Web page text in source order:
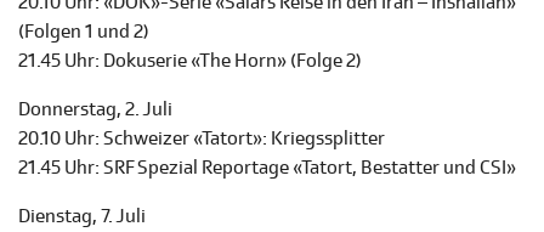
(Folgen 1 und 2)
21.45 Uhr: Dokuserie «The Horn» (Folge 2)
Donnerstag, 2. Juli
20.10 Uhr: Schweizer «Tatort»: Kriegssplitter
21.45 Uhr: SRF Spezial Reportage «Tatort, Bestatter und CSI»
Dienstag, 7. Juli